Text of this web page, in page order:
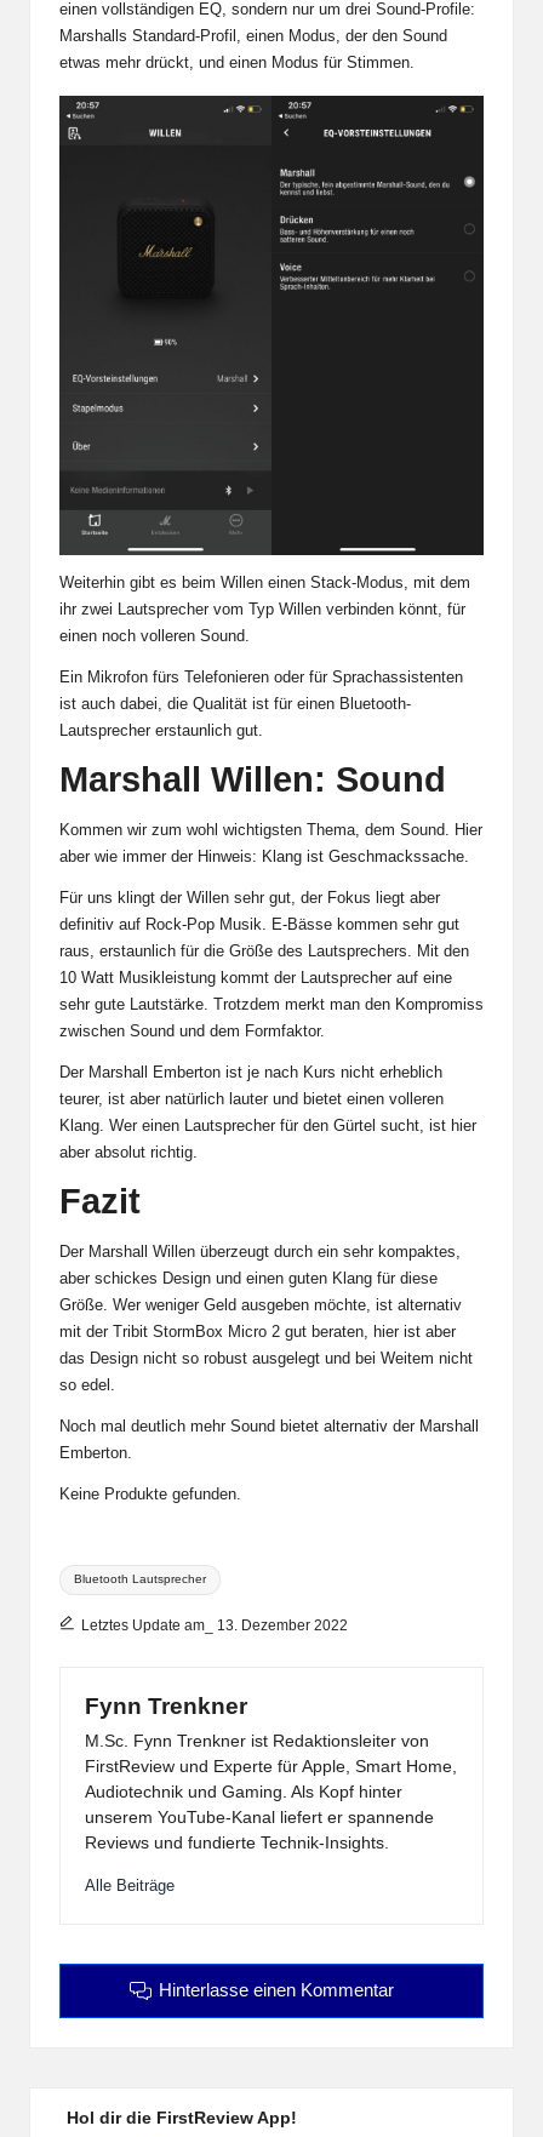
einen vollständigen EQ, sondern nur um drei Sound-Profile:
Marshalls Standard-Profil, einen Modus, der den Sound
etwas mehr drückt, und einen Modus für Stimmen.
Weiterhin gibt es beim Willen einen Stack-Modus, mit dem
ihr zwei Lautsprecher vom Typ Willen verbinden könnt, für
einen noch volleren Sound.
Ein Mikrofon fürs Telefonieren oder für Sprachassistenten
ist auch dabei, die Qualität ist für einen Bluetooth-
Lautsprecher erstaunlich gut.
Marshall Willen: Sound
Kommen wir zum wohl wichtigsten Thema, dem Sound. Hier
aber wie immer der Hinweis: Klang ist Geschmackssache.
Für uns klingt der Willen sehr gut, der Fokus liegt aber
definitiv auf Rock-Pop Musik. E-Bässe kommen sehr gut
raus, erstaunlich für die Größe des Lautsprechers. Mit den
10 Watt Musikleistung kommt der Lautsprecher auf eine
sehr gute Lautstärke. Trotzdem merkt man den Kompromiss
zwischen Sound und dem Formfaktor.
Der Marshall Emberton ist je nach Kurs nicht erheblich
teurer, ist aber natürlich lauter und bietet einen volleren
Klang. Wer einen Lautsprecher für den Gürtel sucht, ist hier
aber absolut richtig.
Fazit
Der Marshall Willen überzeugt durch ein sehr kompaktes,
aber schickes Design und einen guten Klang für diese
Größe. Wer weniger Geld ausgeben möchte, ist alternativ
mit der Tribit StormBox Micro 2 gut beraten, hier ist aber
das Design nicht so robust ausgelegt und bei Weitem nicht
so edel.
Noch mal deutlich mehr Sound bietet alternativ der Marshall
Emberton.
Keine Produkte gefunden.
Tags:
Bluetooth Lautsprecher
Letztes Update am_ 13. Dezember 2022
Fynn Trenkner
M.Sc. Fynn Trenkner ist Redaktionsleiter von
FirstReview und Experte für Apple, Smart Home,
Audiotechnik und Gaming. Als Kopf hinter
unserem YouTube-Kanal liefert er spannende
Reviews und fundierte Technik-Insights.
Alle Beiträge
Hinterlasse einen Kommentar
Hol dir die FirstReview App!